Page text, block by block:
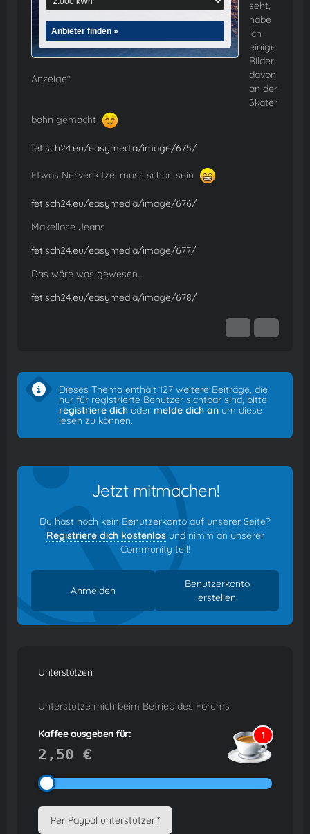
Anbieter finden »
Anzeige*
seht,
habe
ich
einige
Bilder
davon
an der
Skater
bahn gemacht
fetisch24.eu/easymedia/image/675/
Etwas Nervenkitzel muss schon sein
fetisch24.eu/easymedia/image/676/
Makellose Jeans
fetisch24.eu/easymedia/image/677/
Das wäre was gewesen...
fetisch24.eu/easymedia/image/678/
Dieses Thema enthält 127 weitere Beiträge, die
nur für registrierte Benutzer sichtbar sind, bitte
registriere dich oder melde dich an um diese
lesen zu können.
Jetzt mitmachen!
Du hast noch kein Benutzerkonto auf unserer Seite?
Registriere dich kostenlos und nimm an unserer
Community teil!
Benutzerkonto
erstellen
Anmelden
Unterstützen
Unterstütze mich beim Betrieb des Forums
Kaffee ausgeben für:
2,50 €
1
Per Paypal unterstützen*